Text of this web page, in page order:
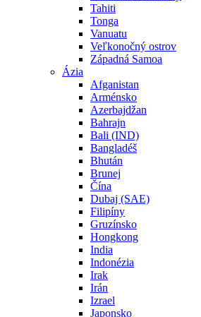
Tahiti
Tonga
Vanuatu
Veľkonočný ostrov
Západná Samoa
Ázia
Afganistan
Arménsko
Azerbajdžan
Bahrajn
Bali (IND)
Bangladéš
Bhután
Brunej
Čína
Dubaj (SAE)
Filipíny
Gruzínsko
Hongkong
India
Indonézia
Irak
Irán
Izrael
Japonsko